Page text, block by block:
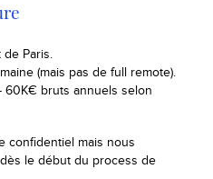
de Paris.
(mais pas de full remote).
60K€ bruts annuels selon
confidentiel mais nous
le début du process de